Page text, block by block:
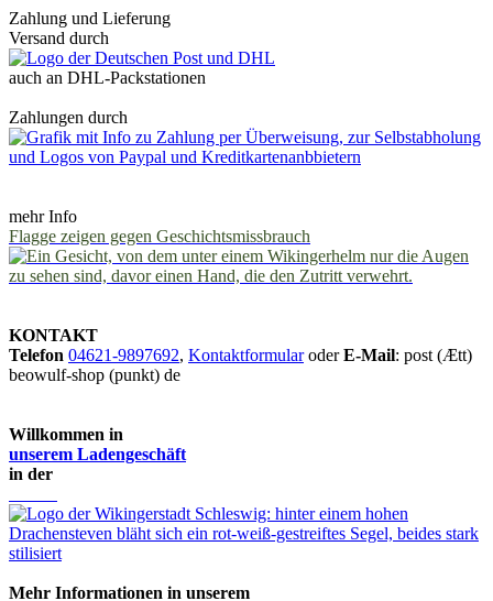
Zahlung und Lieferung
Versand durch
auch an DHL-Packstationen
Zahlungen durch
mehr Info
Flagge zeigen gegen Geschichtsmissbrauch
KONTAKT
Telefon 04621-9897692, KontaktformularoderE-Mail: post (Ætt)
beowulf-shop (punkt) de
Willkommen in
unserem Ladengeschäft
in der
Mehr Informationen in unserem